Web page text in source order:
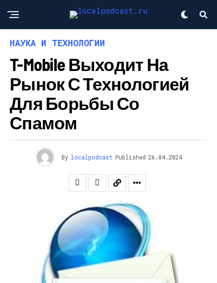
НАУКА И ТЕХНОЛОГИИ
T-Mobile Выходит На
Рынок С Технологией
Для Борьбы Со
Спамом
By localpodcast Published 26.04.2024